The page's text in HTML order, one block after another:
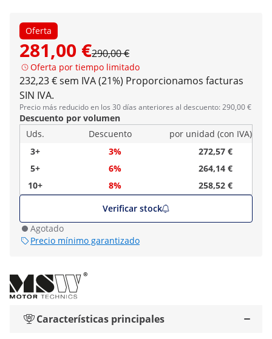
Oferta
281,00 €290,00 €
Oferta por tiempo limitado
232,23 € sem IVA (21%) Proporcionamos facturas
SIN IVA.
Precio más reducido en los 30 días anteriores al descuento: 290,00 €
Descuento por volumen
Uds.
Descuento
por unidad (con IVA)
3+
3%
272,57 €
5+
6%
264,14 €
10+
8%
258,52 €
Verificar stock
Agotado
Precio mínimo garantizado
Características principales